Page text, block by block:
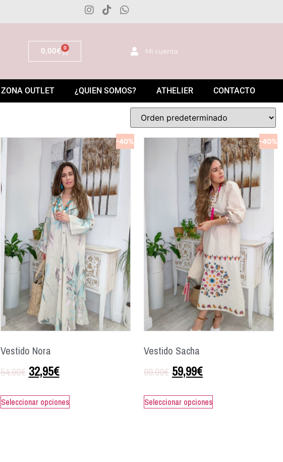
0,00€ 0 Mi cuenta
ZONA OUTLET ¿QUIEN SOMOS? ATHELIER CONTACTO
-40%
Vestido Nora
54,90€ 32,95€
Seleccionar opciones
-40%
Vestido Sacha
99,99€ 59,99€
Seleccionar opciones